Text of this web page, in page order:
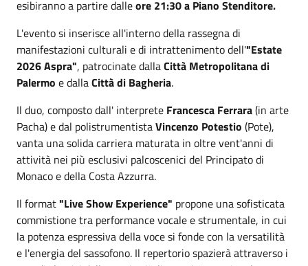
esibiranno a partire dalleore 21:30 a Piano Stenditore.
L'evento si inserisce all'interno della rassegna di
manifestazioni culturali e di intrattenimento dell'"Estate
2026 Aspra", patrocinate dallaCittà Metropolitana di
Palermo e dallaCittà di Bagheria.
Il duo, composto dall' interprete Francesca Ferrara(in arte
Pacha) e dal polistrumentistaVincenzo Potestio (Pote),
vanta una solida carriera maturata in oltre vent'anni di
attività nei più esclusivi palcoscenici del Principato di
Monaco e della Costa Azzurra.
Il format"Live Show Experience" propone una sofisticata
commistione tra performance vocale e strumentale, in cui
la potenza espressiva della voce si fonde con la versatilità
e l'energia del sassofono. Il repertorio spazierà attraverso i